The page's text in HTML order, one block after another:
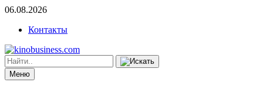
06.08.2026
Контакты
Меню